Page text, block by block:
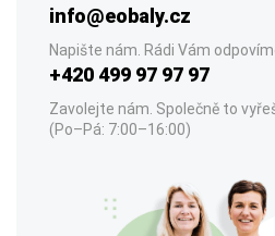
info@eobaly.cz
Napište nám. Rádi Vám
+420 499 97 97 97
Zavolejte nám. Společně to
(Po–Pá: 7:00–16:00)